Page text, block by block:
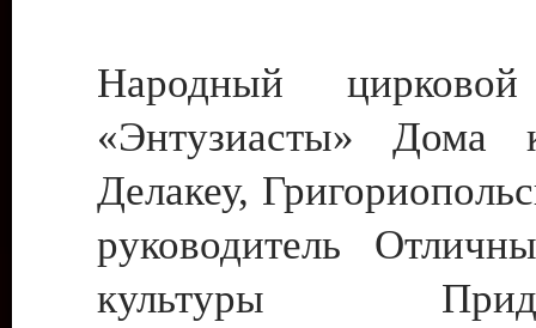
Народный цирковой
«Энтузиасты» Дома
Делакеу,
руководитель
культуры